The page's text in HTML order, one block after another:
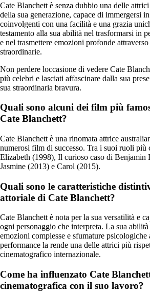
Cate Blanchett è senza dubbio una delle
della sua generazione, capace di immergersi
coinvolgenti con una facilità e una grazia
testamento alla sua abilità nel trasformarsi in
e nel trasmettere emozioni profonde
straordinarie.
Non perdere loccasione di vedere Cate
più celebri e lasciati affascinare dalla sua
sua straordinaria bravura.
Quali sono alcuni dei film più
Cate Blanchett?
Cate Blanchett è una rinomata attrice
numerosi film di successo. Tra i suoi ruoli più
Elizabeth (1998), Il curioso caso di Benjamin
Jasmine (2013) e Carol (2015).
Quali sono le caratteristiche
attoriale di Cate Blanchett?
Cate Blanchett è nota per la sua versatilità e
ogni personaggio che interpreta. La sua
emozioni complesse e sfumature psicologiche
performance la rende una delle attrici più
cinematografico internazionale.
Come ha influenzato Cate
cinematografica con il suo lavoro?